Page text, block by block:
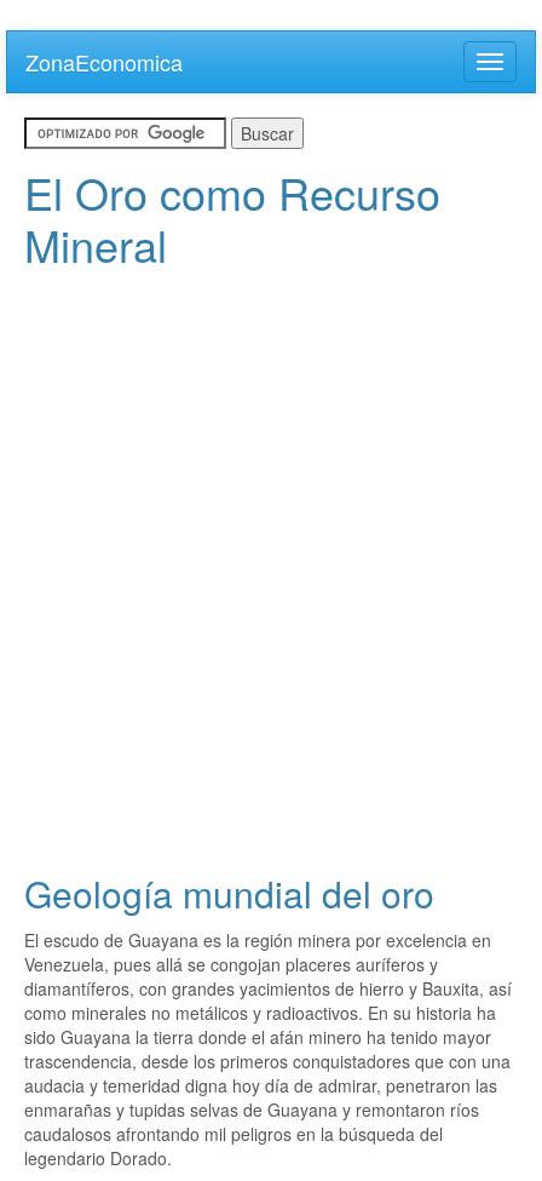
main
content
ZonaEconomica
Toggle
El Oro como Recurso
Mineral
Geología mundial del oro
El escudo de Guayana es la región minera por excelencia en
Venezuela, pues allá se congojan placeres auríferos y
diamantíferos, con grandes yacimientos de hierro y Bauxita, así
como minerales no metálicos y radioactivos. En su historia ha
sido Guayana la tierra donde el afán minero ha tenido mayor
trascendencia, desde los primeros conquistadores que con una
audacia y temeridad digna hoy día de admirar, penetraron las
enmarañas y tupidas selvas de Guayana y remontaron ríos
caudalosos afrontando mil peligros en la búsqueda del
legendario Dorado.